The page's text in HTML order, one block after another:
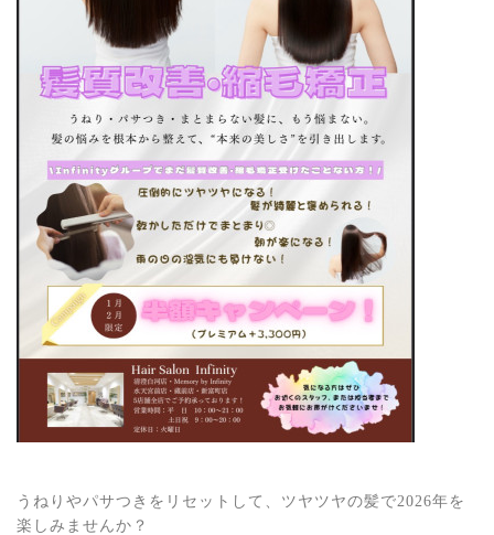
うねりやパサつきをリセットして、ツヤツヤの髪で2026年を
楽しみませんか？